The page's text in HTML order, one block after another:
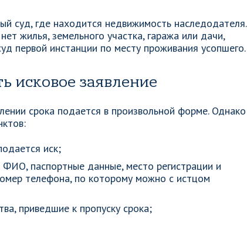
суд, где находится недвижимость наследодателя.
жилья, земельного участка, гаража или дачи,
первой инстанции по месту проживания усопшего.
исковое заявление
срока подается в произвольной форме. Однако
иск;
паспортные данные, место регистрации и
телефона, по которому можно с истцом
приведшие к пропуску срока;